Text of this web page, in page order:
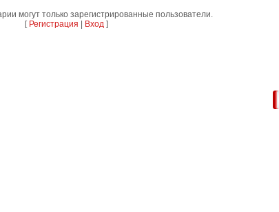
могут только зарегистрированные пользователи.
[ Регистрация Вход]